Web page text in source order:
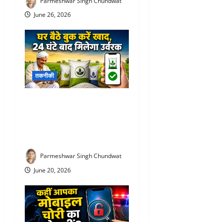
June 26, 2026
तकनीकी
Parmeshwar Singh Chundwat
June 20, 2026